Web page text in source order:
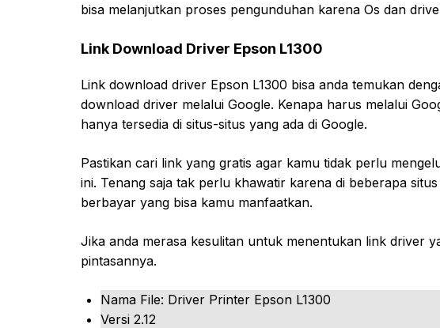
bisa melanjutkan proses pengunduhan karena Os dan
Link Download Driver Epson L1300
Link download driver Epson L1300 bisa anda temukan
download driver melalui Google. Kenapa harus melalui
hanya tersedia di situs-situs yang ada di Google.
Pastikan cari link yang gratis agar kamu tidak perlu
ini. Tenang saja tak perlu khawatir karena di beberapa
berbayar yang bisa kamu manfaatkan.
Jika anda merasa kesulitan untuk menentukan link driver
pintasannya.
Nama File: Driver Printer Epson L1300
Versi 2.12